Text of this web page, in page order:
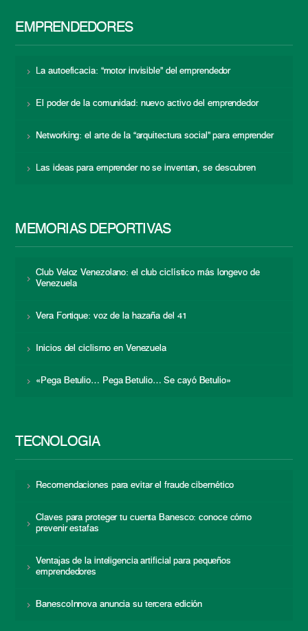
EMPRENDEDORES
La autoeficacia: “motor invisible” del emprendedor
El poder de la comunidad: nuevo activo del emprendedor
Networking: el arte de la “arquitectura social” para emprender
Las ideas para emprender no se inventan, se descubren
MEMORIAS DEPORTIVAS
Club Veloz Venezolano: el club ciclístico más longevo de
Venezuela
Vera Fortique: voz de la hazaña del 41
Inicios del ciclismo en Venezuela
«Pega Betulio… Pega Betulio… Se cayó Betulio»
TECNOLOGÍA
Recomendaciones para evitar el fraude cibernético
Claves para proteger tu cuenta Banesco: conoce cómo
prevenir estafas
Ventajas de la inteligencia artificial para pequeños
emprendedores
BanescoInnova anuncia su tercera edición